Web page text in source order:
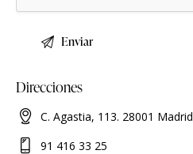
Direcciones
C. Agastia, 113. 28001 Madrid
91 416 33 25